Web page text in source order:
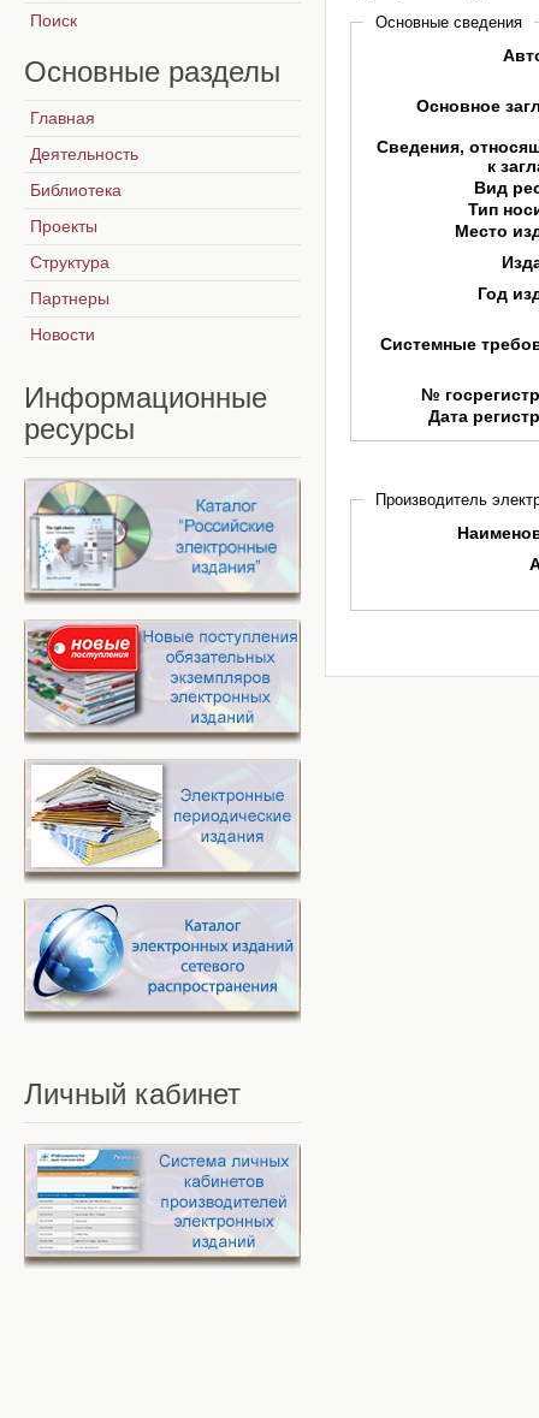
Основные сведения
Основное
Сведения,
к
Вид
Тип
Место
Год
Системные
№
Дата
Производитель
Поиск
Основные разделы
Главная
Деятельность
Библиотека
Проекты
Структура
Партнеры
Новости
Информационные
ресурсы
Личный кабинет